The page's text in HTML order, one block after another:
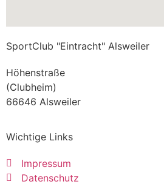
SportClub "Eintracht" Alsweiler
Höhenstraße
(Clubheim)
66646 Alsweiler
Wichtige Links
Impressum
Datenschutz